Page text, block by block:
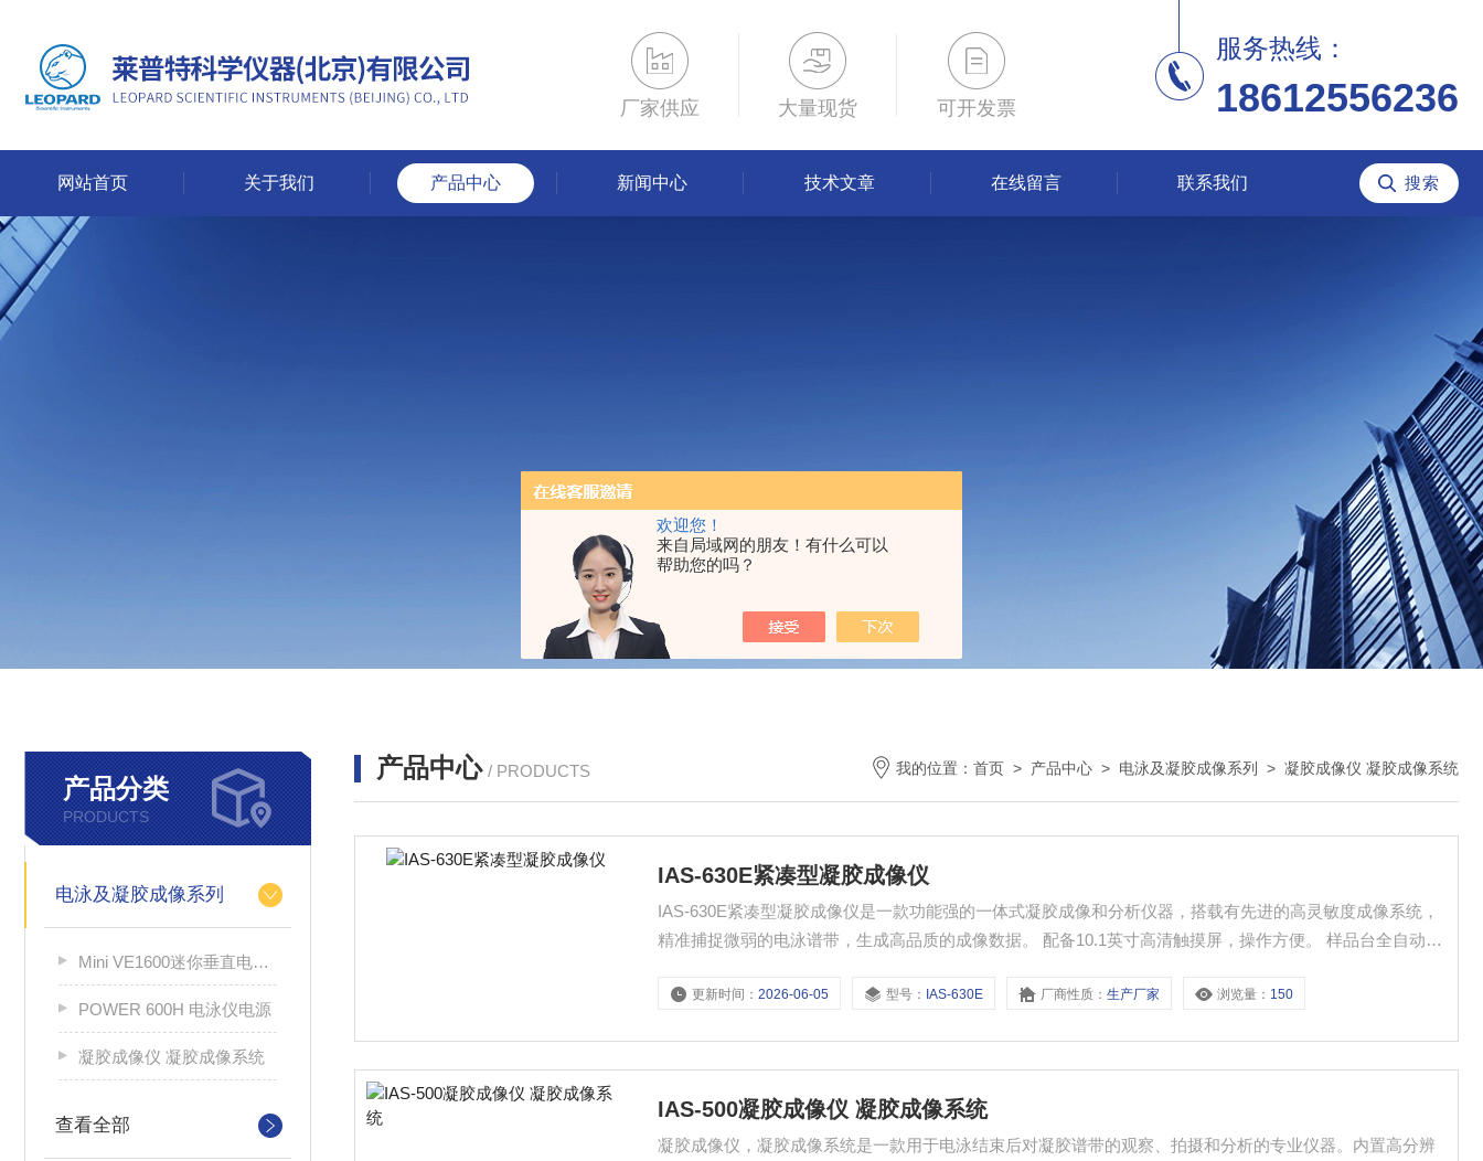
欢迎您！
来自局域网的朋友！有什么可以
帮助您的吗？
厂家供应 大量现货 可开发票
服务热线：
18612556236
网站首页 关于我们 产品中心 新闻中心 技术文章 在线留言 联系我们
产品分类
PRODUCTS
电泳及凝胶成像系列
Mini VE1600迷你垂直电泳槽
POWER 600H 电泳仪电源
凝胶成像仪 凝胶成像系统
查看全部
产品中心 / PRODUCTS 我的位置： 首页 > 产品中心 > 电泳及凝胶成像系列 > 凝胶成像仪 凝胶成像系统
IAS-630E紧凑型凝胶成像仪
IAS-630E紧凑型凝胶成像仪是一款功能强的一体式凝胶成像和分析仪器，搭载有先进的高灵敏度成像系统，
精准捕捉微弱的电泳谱带，生成高品质的成像数据。 配备10.1英寸高清触摸屏，操作方便。 样品台全自动进
简化操作流程，快速完成数据分析和报告整理。
更新时间：2026-06-05 型号： IAS-630E 厂商性质：生产厂家 浏览量： 150
IAS-500凝胶成像仪 凝胶成像系统
凝胶成像仪，凝胶成像系统是一款用于电泳结束后对凝胶谱带的观察、拍摄和分析的专业仪器。内置高分辨